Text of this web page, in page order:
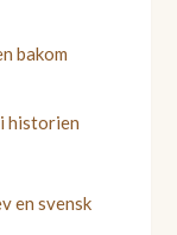
bakom
historien
en svensk